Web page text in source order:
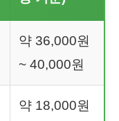
약 36,000원
~ 40,000원
약 18,000원